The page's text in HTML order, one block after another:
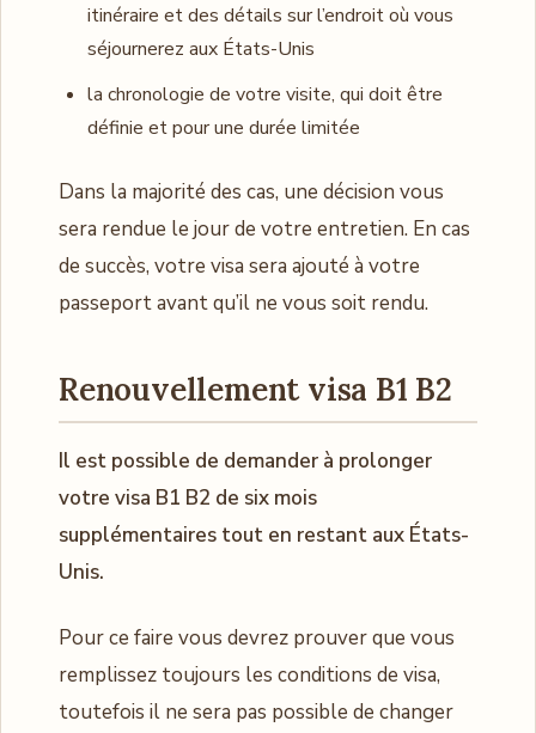
itinéraire et des détails sur l’endroit où vous
séjournerez aux États-Unis
la chronologie de votre visite, qui doit être
définie et pour une durée limitée
Dans la majorité des cas, une décision vous
sera rendue le jour de votre entretien. En cas
de succès, votre visa sera ajouté à votre
passeport avant qu’il ne vous soit rendu.
Renouvellement visa B1 B2
Il est possible de demander à prolonger
votre visa B1 B2 de six mois
supplémentaires tout en restant aux États-
Unis.
Pour ce faire vous devrez prouver que vous
remplissez toujours les conditions de visa,
toutefois il ne sera pas possible de changer